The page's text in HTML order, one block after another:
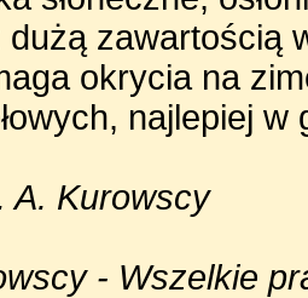
zawartością
okrycia na
najlepiej
A. Kurowscy
- Wszelkie